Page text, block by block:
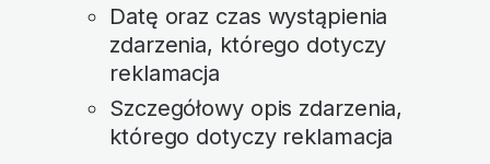
Datę oraz czas wystąpienia
zdarzenia, którego dotyczy
reklamacja
Szczegółowy opis zdarzenia,
którego dotyczy reklamacja